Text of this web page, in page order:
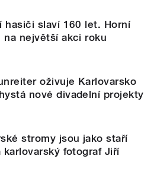
hasiči slaví 160 let. Horní
na největší akci roku
oživuje Karlovarsko
nové divadelní projekty
stromy jsou jako staří
karlovarský fotograf Jiří